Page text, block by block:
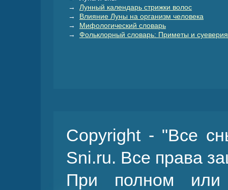
→ Лунный календарь стрижки волос
→ Влияние Луны на организм человека
→ Мифологический словарь
→ Фольклорный словарь: Приметы и суеверия
Copyright - "Все
Sni.ru. Все права
При полном или